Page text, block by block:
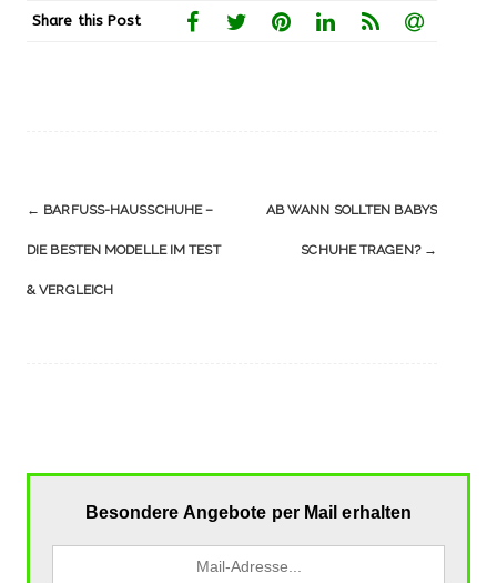
Share this Post
Navigation
← BARFUSS-HAUSSCHUHE – D
IE BESTEN MODELLE IM TEST &
VERGLEICH
AB WANN SOLLTEN BABYS
SCHUHE TRAGEN? →
Besondere Angebote per Mail erhalten